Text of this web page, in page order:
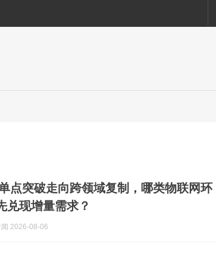
点突破走向跨领域复制，哪类物联网环
兑现增量需求？
闻 2026-08-06